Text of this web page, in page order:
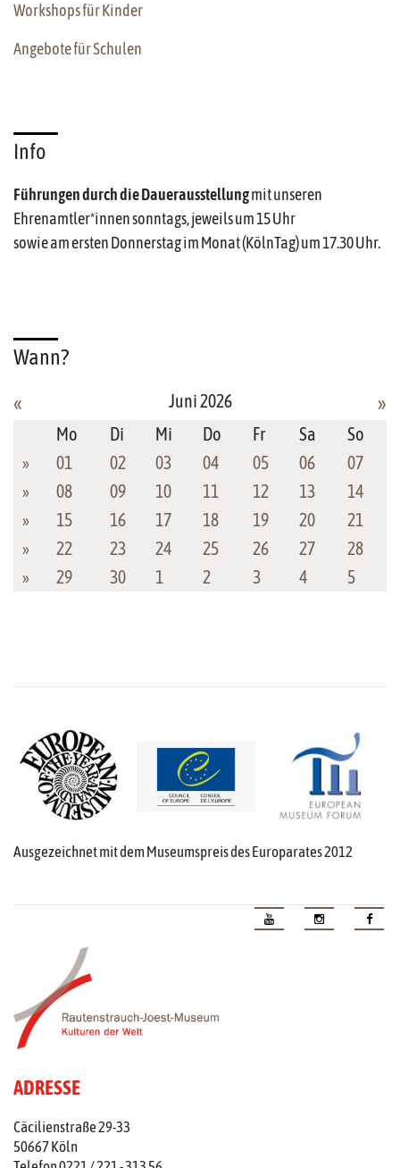
Workshops für Kinder
Angebote für Schulen
Info
Führungen durch die Dauerausstellungmit unseren
Ehrenamtler*innen sonntags, jeweils um 15 Uhr
sowie am ersten Donnerstag im Monat (KölnTag) um 17.30 Uhr.
Wann?
»
«
Juni 2026
Mo
Di Mi Do Fr Sa
So
»
01 02 03 04 05 06
07
»
08 09 10 11 12 13
14
»
15 16 17 18 19 20
21
»
22 23 24 25 26 27
28
»
29 30 1 2 3 4 5
Ausgezeichnet mit dem Museumspreis des Europarates 2012
ADRESSE
Cäcilienstraße 29-33
50667 Köln